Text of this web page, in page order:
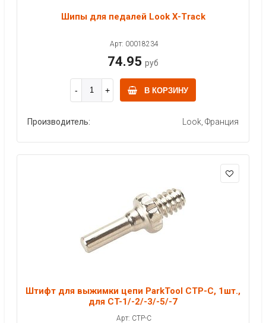
Шипы для педалей Look X-Track
Арт: 00018234
74.95 руб
В КОРЗИНУ
Производитель: Look, Франция
Штифт для выжимки цепи ParkTool CTP-C, 1шт.,
для CT-1/-2/-3/-5/-7
Арт: CTP-C